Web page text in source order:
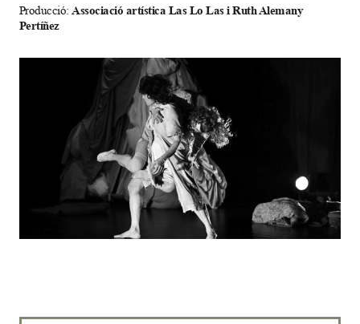
Producció: Associació artística Las Lo Las i Ruth Alemany
Pertíñez